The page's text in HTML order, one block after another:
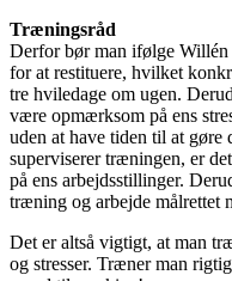
Træningsråd
Derfor bør man ifølge Willén
for at restituere, hvilket
tre hviledage om ugen.
være opmærksom på ens
uden at have tiden til at
superviserer træningen, er
på ens arbejdsstillinger.
træning og arbejde målrettet
Det er altså vigtigt, at man
og stresser. Træner man